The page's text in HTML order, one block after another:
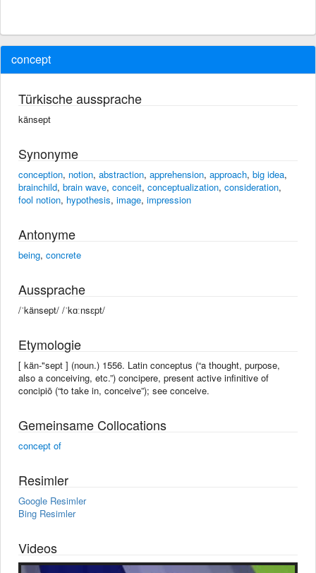
concept
Türkische aussprache
känsept
Synonyme
conception, notion, abstraction, apprehension, approach, big idea,
brainchild, brain wave, conceit, conceptualization, consideration,
fool notion, hypothesis, image, impression
Antonyme
being, concrete
Aussprache
/ˈkänsept/ /ˈkɑːnsɛpt/
Etymologie
[ kän-"sept ] (noun.) 1556. Latin conceptus (“a thought, purpose,
also a conceiving, etc.”) concipere, present active infinitive of
concipiō (“to take in, conceive”); see conceive.
Gemeinsame Collocations
concept of
Resimler
Google Resimler
Bing Resimler
Videos